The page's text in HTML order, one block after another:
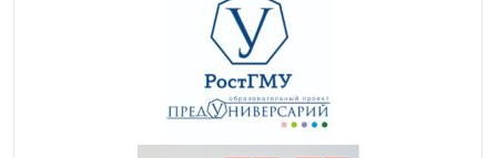
КРУПНЫЕ ОБЛАСТИ
ФОКУС